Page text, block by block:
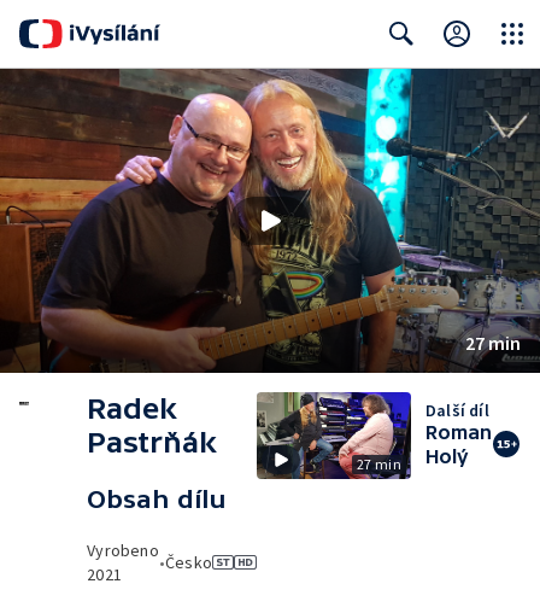
Search Close
27 min
Radek
Pastrňák
Obsah dílu
Vyrobeno
2021
•Česko
27 min
Další díl
Roman
Holý